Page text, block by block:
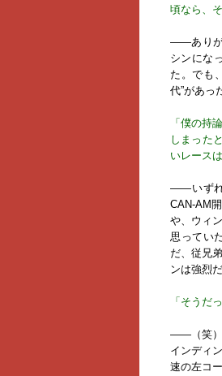
頃なら、
――ありが
シンにな
た。でも
代”があっ
「僕の持
しまった
いレース
――いずれ
CAN-AM
や、ウィ
思ってい
だ、従兄
ンは強烈
「そうだ
――（笑）
インディ
速の左コ